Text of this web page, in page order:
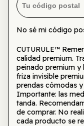
No sé mi código
CUTURULE™
calidad premium.
peinado premium y
friza invisible
prendas cómodas
Importante: las
tanda.
de comprar. No
cada producto se